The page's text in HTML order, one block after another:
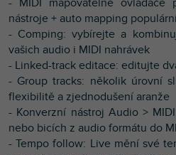
nástroje + auto mapping
- Comping: vybírejte a
vašich audio i MIDI nahrávek
- Linked-track editace: editujte
- Group tracks: několik úrovní
flexibilitě a zjednodušení aranže
- Konverzní nástroj Audio >
nebo bicích z audio formátu do
- Tempo follow: Live mění své